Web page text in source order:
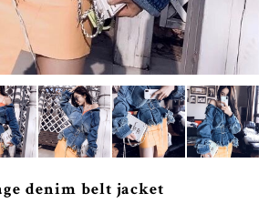
denim belt jacket